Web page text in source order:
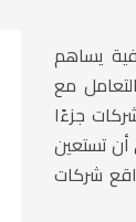
يساهم
يتوقفون عن التعامل مع
جزءًا
تستعين
شركات